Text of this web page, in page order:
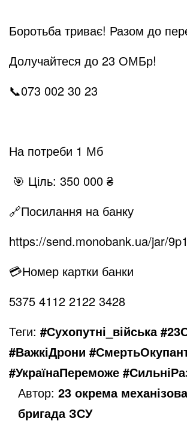
Боротьба триває! Разом до
Долучайтеся до 23 ОМБр!
📞073 002 30 23
На потреби 1 Мб
🎯 Ціль: 350 000 ₴
🔗Посилання на банку
https://send.monobank.ua/jar/
💳Номер картки банки
5375 4112 2122 3428
Теги: #Сухопутні_війська
#ВажкіДрони
#УкраїнаПереможе
Автор: 23 окрема
бригада ЗСУ